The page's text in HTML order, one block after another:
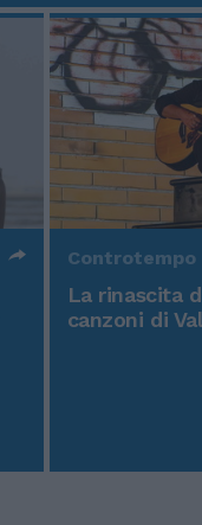
Controtempo
La rinascita
canzoni di